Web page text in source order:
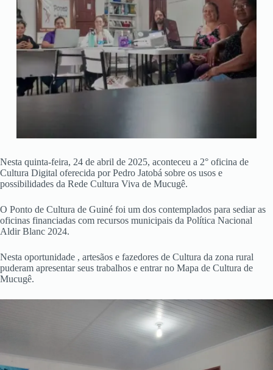
Nesta quinta-feira, 24 de abril de 2025, aconteceu a 2° oficina de
Cultura Digital oferecida por Pedro Jatobá sobre os usos e
possibilidades da Rede Cultura Viva de Mucugê.
O Ponto de Cultura de Guiné foi um dos contemplados para sediar as
oficinas financiadas com recursos municipais da Política Nacional
Aldir Blanc 2024.
Nesta oportunidade , artesãos e fazedores de Cultura da zona rural
puderam apresentar seus trabalhos e entrar no Mapa de Cultura de
Mucugê.